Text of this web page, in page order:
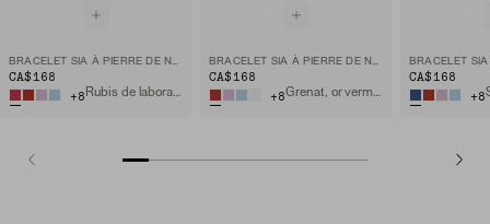
BRACELET SIA À PIERRE DE NAISSANCE
CA$168
+8 Rubis de laboratoire, or vermeil 18 carats
BRACELET SIA À PIERRE DE NAISSANCE
CA$168
+8 Grenat, or vermeil 18 carats
CA$168
+8